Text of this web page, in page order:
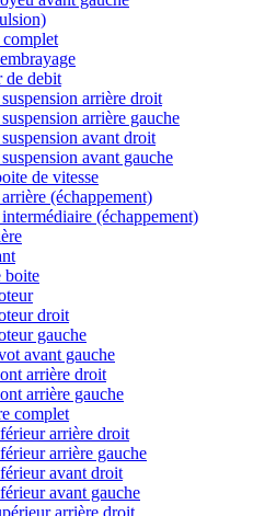
de debit
arrière droit
arrière gauche
avant droit
avant gauche
de vitesse
(échappement)
(échappement)
boite
droit
gauche
avant gauche
arrière droit
arrière gauche
complet
arrière droit
arrière gauche
avant droit
avant gauche
arrière droit